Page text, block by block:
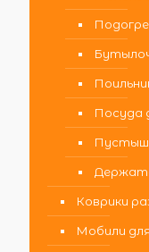
Посуда
Коврики
Мобили